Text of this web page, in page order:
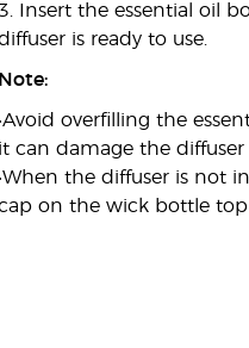
Insert the essential oil
is ready to use.
Note:
•Avoid overfilling the
it can damage the
•When the diffuser is not
on the wick bottle top